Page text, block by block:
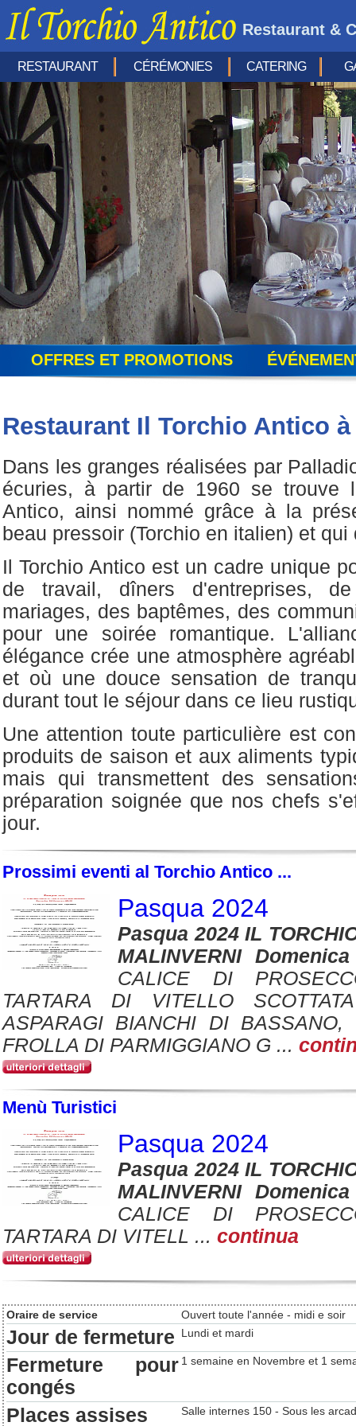
Restaurant &
RESTAURANT CÉRÉMONIES CATERING
OFFRES ET PROMOTIONS
Restaurant Il Torchio Antico
Dans les granges réalisées par
écuries, à partir de 1960 se trouve
Antico, ainsi nommé grâce à la
beau pressoir (Torchio en italien) et qui
Il Torchio Antico est un cadre unique
de travail, dîners d'entreprises,
mariages, des baptêmes, des
pour une soirée romantique.
élégance crée une atmosphère
et où une douce sensation de
durant tout le séjour dans ce lieu
Une attention toute particulière est
produits de saison et aux aliments
mais qui transmettent des
préparation soignée que nos chefs
jour.
Prossimi eventi al Torchio Antico ...
Pasqua 2024
Pasqua 2024 IL
MALINVERNI
CALICE DI
TARTARA DI VITELLO
ASPARAGI BIANCHI DI
FROLLA DI PARMIGGIANO G ...
Menù Turistici
Pasqua 2024
Pasqua 2024 IL
MALINVERNI
CALICE DI
TARTARA DI VITELL ... continua
Oraire de service Ouvert toute l'année - midi e soir
Jour de fermeture Lundi et mardi
Fermeture pour
congés
1 semaine en Novembre et 1
Places assises Salle internes 150 - Sous les